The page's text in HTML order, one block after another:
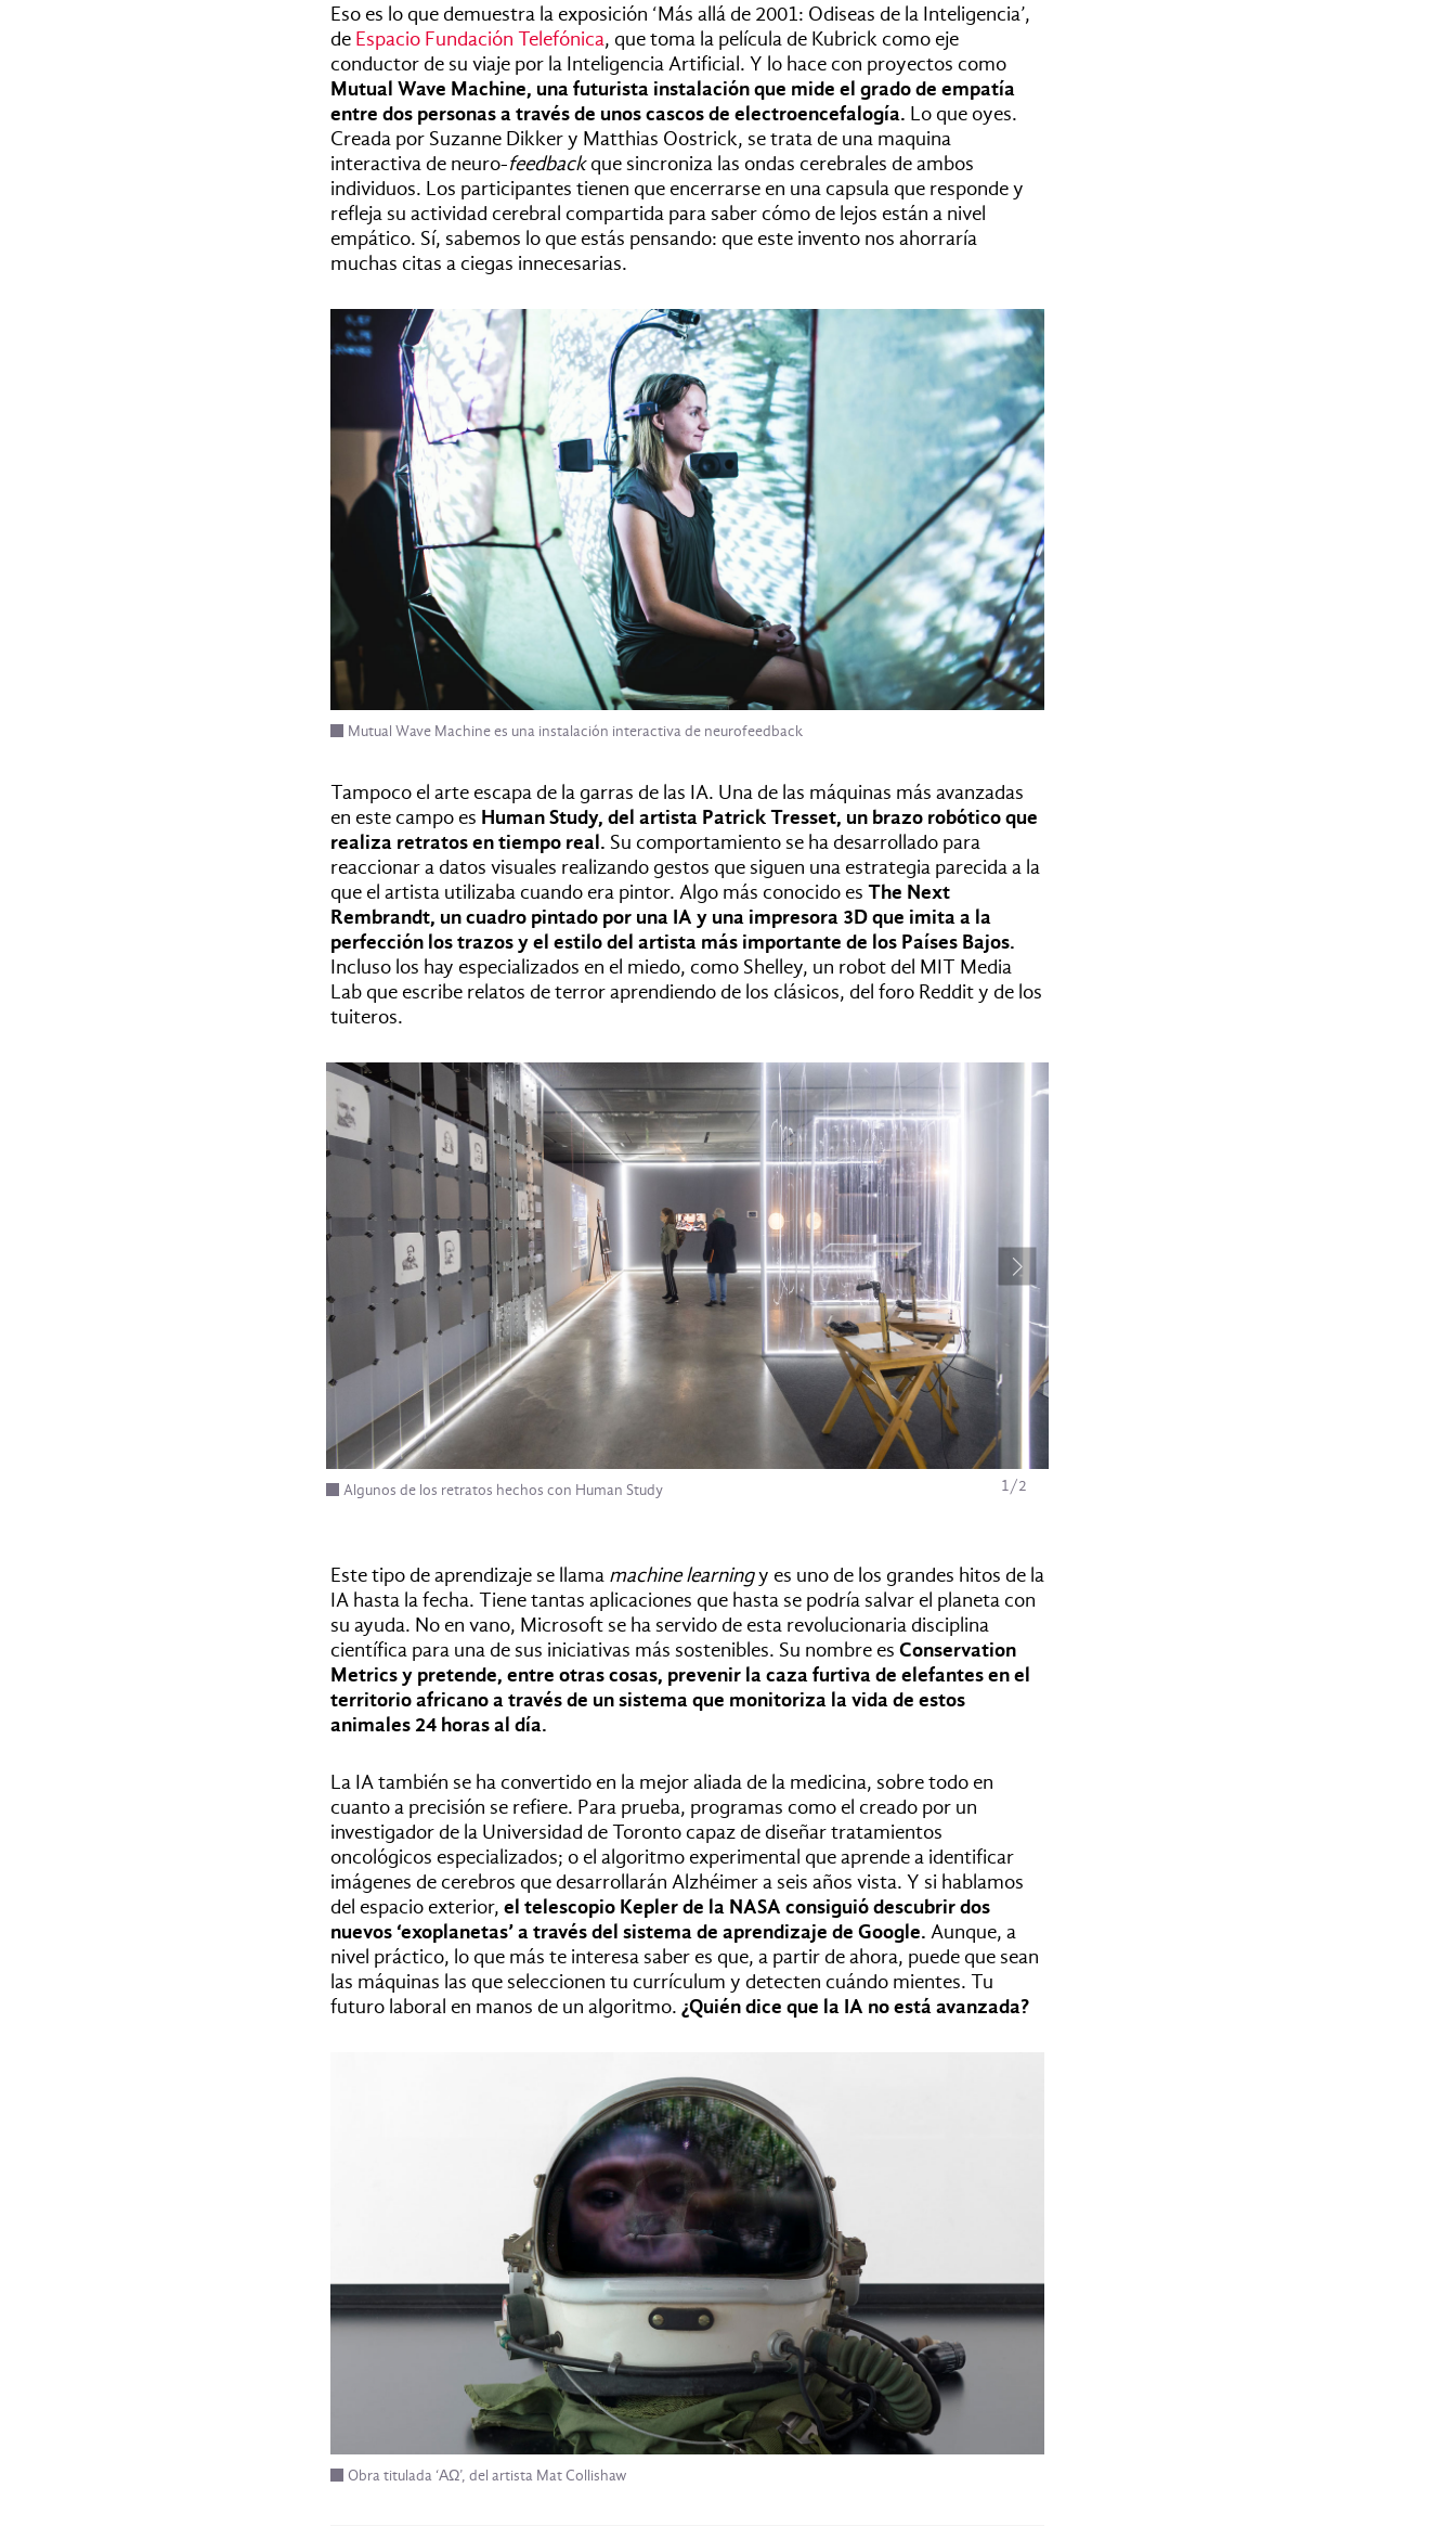
Eso es lo que demuestra la exposición ‘Más allá de 2001: Odiseas de la Inteligencia’,
de Espacio Fundación Telefónica, que toma la película de Kubrick como eje
conductor de su viaje por la Inteligencia Artificial. Y lo hace con proyectos como
Mutual Wave Machine, una futurista instalación que mide el grado de empatía
entre dos personas a través de unos cascos de electroencefalogía. Lo que oyes.
Creada por Suzanne Dikker y Matthias Oostrick, se trata de una maquina
interactiva de neuro-feedbackque sincroniza las ondas cerebrales de ambos
individuos. Los participantes tienen que encerrarse en una capsula que responde y
refleja su actividad cerebral compartida para saber cómo de lejos están a nivel
empático. Sí, sabemos lo que estás pensando: que este invento nos ahorraría
muchas citas a ciegas innecesarias.
Mutual Wave Machine es una instalación interactiva de neurofeedback
Tampoco el arte escapa de la garras de las IA. Una de las máquinas más avanzadas
en este campo es Human Study, del artista Patrick Tresset, un brazo robótico que
realiza retratos en tiempo real. Su comportamiento se ha desarrollado para
reaccionar a datos visuales realizando gestos que siguen una estrategia parecida a la
que el artista utilizaba cuando era pintor. Algo más conocido es The Next
Rembrandt, un cuadro pintado por una IA y una impresora 3D que imita a la
perfección los trazos y el estilo del artista más importante de los Países Bajos.
Incluso los hay especializados en el miedo, como Shelley, un robot del MIT Media
Lab que escribe relatos de terror aprendiendo de los clásicos, del foro Reddit y de los
tuiteros.
Algunos de los retratos hechos con Human Study 1/2
Este tipo de aprendizaje se llama machine learningy es uno de los grandes hitos de la
IA hasta la fecha. Tiene tantas aplicaciones que hasta se podría salvar el planeta con
su ayuda. No en vano, Microsoft se ha servido de esta revolucionaria disciplina
científica para una de sus iniciativas más sostenibles. Su nombre es Conservation
Metrics y pretende, entre otras cosas, prevenir la caza furtiva de elefantes en el
territorio africano a través de un sistema que monitoriza la vida de estos
animales 24 horas al día.
La IA también se ha convertido en la mejor aliada de la medicina, sobre todo en
cuanto a precisión se refiere. Para prueba, programas como el creado por un
investigador de la Universidad de Toronto capaz de diseñar tratamientos
oncológicos especializados; o el algoritmo experimental que aprende a identificar
imágenes de cerebros que desarrollarán Alzhéimer a seis años vista. Y si hablamos
del espacio exterior, el telescopio Kepler de la NASA consiguió descubrir dos
nuevos ‘exoplanetas’ a través del sistema de aprendizaje de Google. Aunque, a
nivel práctico, lo que más te interesa saber es que, a partir de ahora, puede que sean
las máquinas las que seleccionen tu currículum y detecten cuándo mientes. Tu
futuro laboral en manos de un algoritmo. ¿Quién dice que la IA no está avanzada?
Obra titulada ‘ΑΩ’, del artista Mat Collishaw